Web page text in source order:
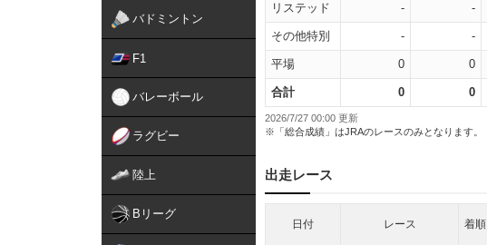
バドミントン
F1
バレーボール
ラグビー
陸上
Bリーグ
リステッド - -
その他特別 - -
平場 0 0
合計 0 0
2026/7/27 00:00 更新
※「総合成績」はJRAのレースのみとなります。
出走レース
日付 レース 着順